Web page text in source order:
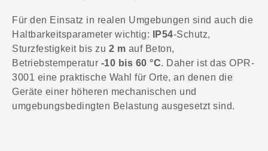
Für den Einsatz in realen Umgebungen sind auch die
Haltbarkeitsparameter wichtig:
IP54-Schutz,
Sturzfestigkeit bis zu 2 m auf Beton,
Betriebstemperatur -10 bis 60 °C. Daher ist das OPR-
3001 eine praktische Wahl für Orte, an denen die
Geräte einer höheren mechanischen und
umgebungsbedingten Belastung ausgesetzt sind.